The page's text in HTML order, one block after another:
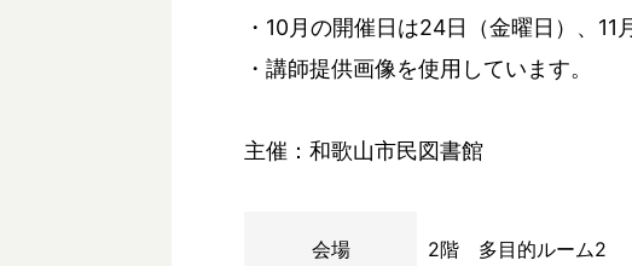
・10月の開催日は24日（金曜日）、
・講師提供画像を使用しています。
主催：和歌山市民図書館
会場 2階 多目的ルーム2